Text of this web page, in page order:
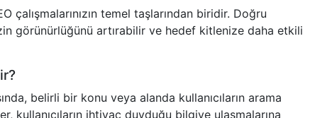
temel taşlarından biridir. Doğru
görünürlüğünü artırabilir ve hedef kitlenize daha etkili
belirli bir konu veya alanda kullanıcıların arama
kullanıcıların ihtiyaç duyduğu bilgiye ulaşmalarına